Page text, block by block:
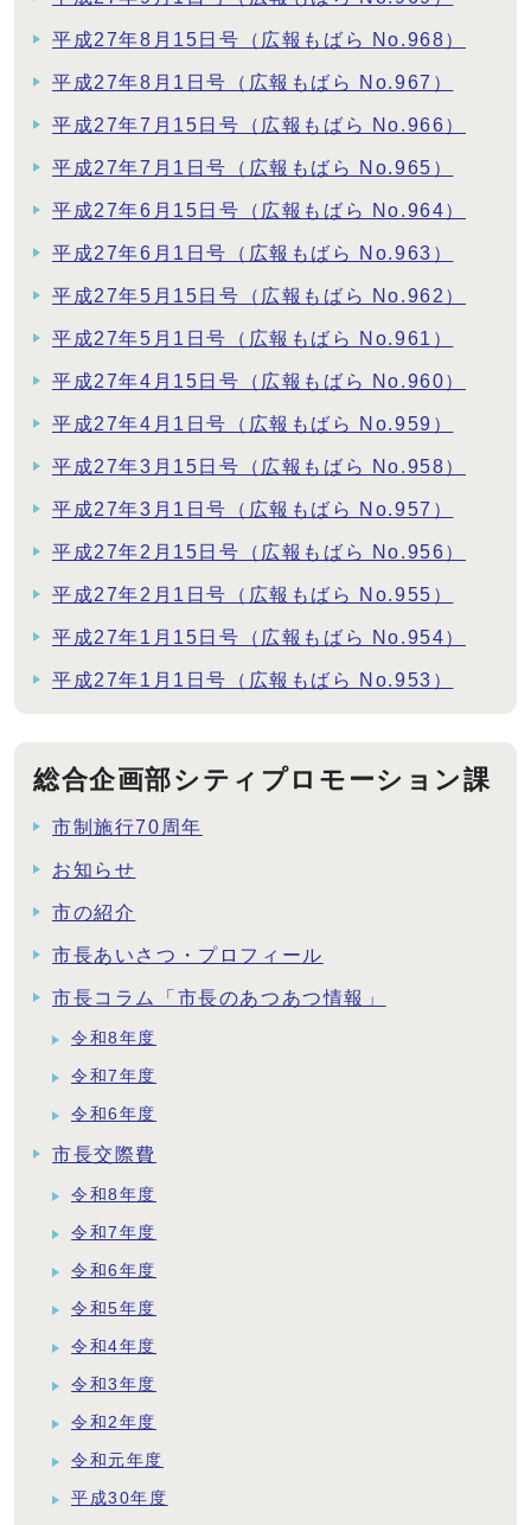
平成27年8月15日号（広報もばら No.968）
平成27年8月1日号（広報もばら No.967）
平成27年7月15日号（広報もばら No.966）
平成27年7月1日号（広報もばら No.965）
平成27年6月15日号（広報もばら No.964）
平成27年6月1日号（広報もばら No.963）
平成27年5月15日号（広報もばら No.962）
平成27年5月1日号（広報もばら No.961）
平成27年4月15日号（広報もばら No.960）
平成27年4月1日号（広報もばら No.959）
平成27年3月15日号（広報もばら No.958）
平成27年3月1日号（広報もばら No.957）
平成27年2月15日号（広報もばら No.956）
平成27年2月1日号（広報もばら No.955）
平成27年1月15日号（広報もばら No.954）
平成27年1月1日号（広報もばら No.953）
総合企画部シティプロモーション課
市制施行70周年
お知らせ
市の紹介
市長あいさつ・プロフィール
市長コラム「市長のあつあつ情報」
令和8年度
令和7年度
令和6年度
市長交際費
令和8年度
令和7年度
令和6年度
令和5年度
令和4年度
令和3年度
令和2年度
令和元年度
平成30年度